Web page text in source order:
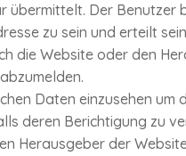
übermittelt. Der Benutzer
zu sein und erteilt
die Website oder den
Daten einzusehen um
deren Berichtigung zu
Herausgeber der